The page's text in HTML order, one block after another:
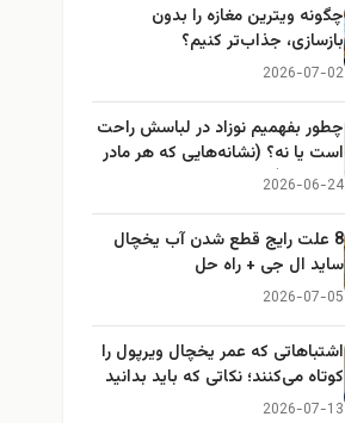
چگونه ویترین مغازه را بدون
بازسازی، جذاب‌تر کنیم؟
2026-07-02
چطور بفهمیم نوزاد در لباسش راحت
است یا نه؟ (نشانه‌هایی که هر مادر
باید بداند)
2026-06-24
8 علت رایج قطع شدن آب یخچال
ساید ال جی + راه حل
2026-07-05
اشتباهاتی که عمر یخچال ویرپول را
کوتاه می‌کنند؛ نکاتی که باید بدانید
2026-07-13